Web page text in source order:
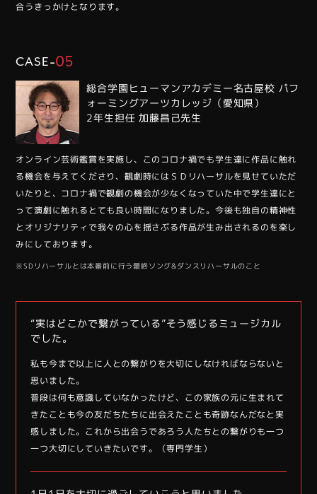
合うきっかけとなります。
CASE-05
総合学園ヒューマンアカデミー名古屋校 パフ
ォーミングアーツカレッジ（愛知県）
2年⽣担任 加藤昌⼰先⽣
オンライン芸術鑑賞を実施し、このコロナ禍でも学生達に作品に触れ
る機会を与えてくださり、観劇時にはＳＤリハーサルを見せていただ
いたりと、コロナ禍で観劇の機会が少なくなっていた中で学生達にと
って演劇に触れるとても良い時間になりました。今後も独自の精神性
とオリジナリティで我々の心を揺さぶる作品が生み出されるのを楽し
みにしております。
※SDリハーサルとは本番前に行う最終ソング&ダンスリハーサルのこと
“実はどこかで繋がっている”そう感じるミュージカル
でした。
私も今まで以上に人との繋がりを大切にしなければならないと
思いました。
普段は何も意識していなかったけど、この家族の元に生まれて
きたことも今の友だちたちに出会えたことも奇跡なんだなと実
感しました。これから出会うであろう人たちとの繋がりも一つ
一つ大切にしていきたいです。（専門学生）